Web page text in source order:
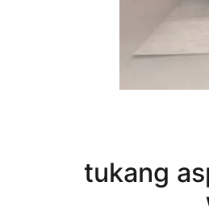
tukang